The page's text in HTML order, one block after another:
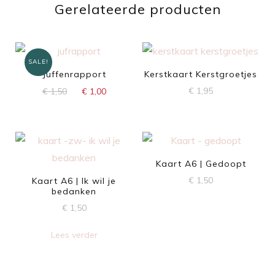
Gerelateerde producten
SALE!
Juffenrapport
€1,50
Oorspronkelijke
€1,00
Kerstkaart Kerstgroetjes
€ 1,95
Kaart A6 | Ik wil je
bedanken
€ 1,50
Lees verder
Kaart A6 | Gedoopt
€ 1,50